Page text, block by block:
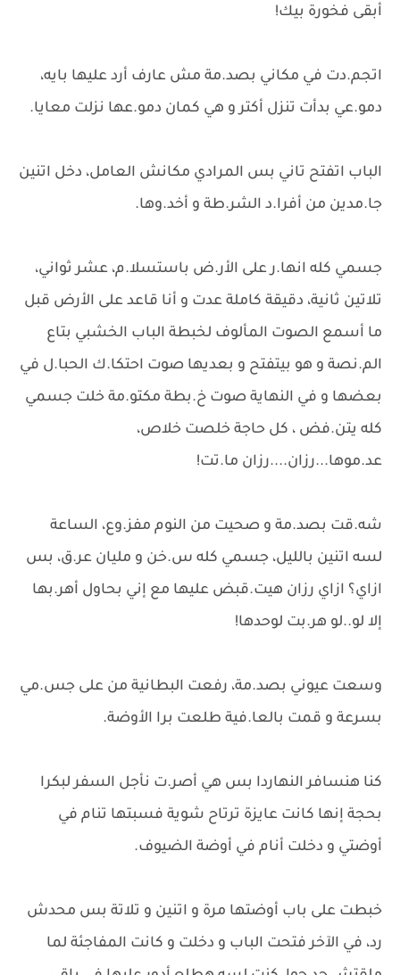
أبقى فخورة بيك!
اتجم.دت في مكاني بصد.مة مش عارف أرد عليها بايه،
دمو.عي بدأت تنزل أكتر و هي كمان دمو.عها نزلت معايا.
الباب اتفتح تاني بس المرادي مكانش العامل، دخل اتنين
جا.مدين من أفرا.د الشر.طة و أخد.وها.
جسمي كله انها.ر على الأر.ض باستسلا.م، عشر ثواني،
تلاتين ثانية، دقيقة كاملة عدت و أنا قاعد على الأرض قبل
ما أسمع الصوت المألوف لخبطة الباب الخشبي بتاع
الم.نصة و هو بيتفتح و بعديها صوت احتكا.ك الحبا.ل في
بعضها و في النهاية صوت خ.بطة مكتو.مة خلت جسمي
كله يتن.فض ، كل حاجة خلصت خلاص،
عد.موها...رزان....رزان ما.تت!
شه.قت بصد.مة و صحيت من النوم مفز.وع، الساعة
لسه اتنين بالليل، جسمي كله س.خن و مليان عر.ق، بس
ازاي؟ ازاي رزان هيت.قبض عليها مع إني بحاول أهر.بها
إلا لو..لو هر.بت لوحدها!
وسعت عيوني بصد.مة، رفعت البطانية من على جس.مي
بسرعة و قمت بالعا.فية طلعت برا الأوضة.
كنا هنسافر النهاردا بس هي أصر.ت نأجل السفر لبكرا
بحجة إنها كانت عايزة ترتاح شوية فسبتها تنام في
أوضتي و دخلت أنام في أوضة الضيوف.
خبطت على باب أوضتها مرة و اتنين و تلاتة بس محدش
رد، في الآخر فتحت الباب و دخلت و كانت المفاجئة لما